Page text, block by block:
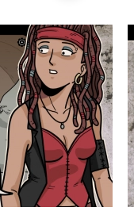
нет случайных
Поэтому
находками и
Игра
шаг за шагом
а на